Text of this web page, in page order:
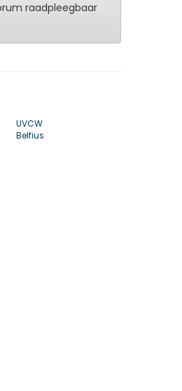
raadpleegbaar
UVCW
Belfius